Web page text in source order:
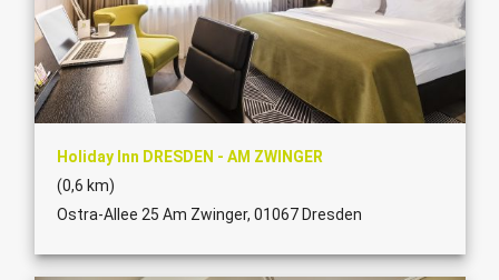
Holiday Inn DRESDEN - AM ZWINGER
(0,6 km)
Ostra-Allee 25 Am Zwinger, 01067 Dresden